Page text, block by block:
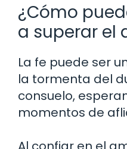
¿Cómo
a superar el
La fe puede ser
la tormenta del
consuelo,
momentos de